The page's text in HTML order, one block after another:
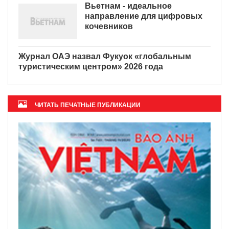
Вьетнам - идеальное
направление для цифровых
кочевников
Журнал ОАЭ назвал Фукуок «глобальным
туристическим центром» 2026 года
ЧИТАТЬ ПЕЧАТНЫЕ ПУБЛИКАЦИИ